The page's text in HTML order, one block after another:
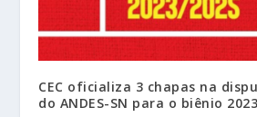
CEC oficializa 3 chapas na
do ANDES-SN para o biênio